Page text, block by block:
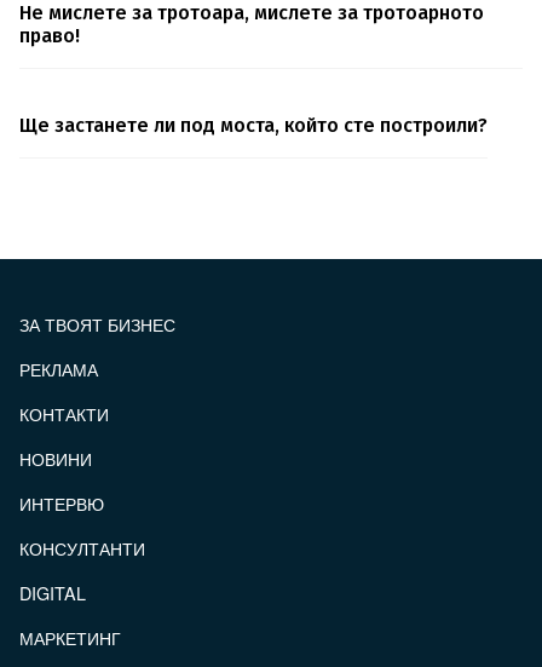
Не мислете за тротоара, мислете за тротоарното
право!
Ще застанете ли под моста, който сте построили?
ЗА ТВОЯТ БИЗНЕС
РЕКЛАМА
КОНТАКТИ
НОВИНИ
ИНТЕРВЮ
КОНСУЛТАНТИ
DIGITAL
МАРКЕТИНГ